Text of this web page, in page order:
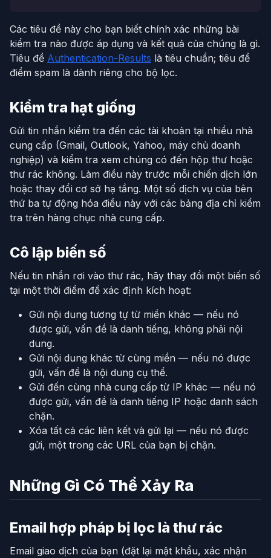
Các tiêu đề này cho bạn biết chính xác những bài
kiểm tra nào được áp dụng và kết quả của chúng là gì.
Tiêu đề Authentication-Results là tiêu chuẩn; tiêu đề
điểm spam là dành riêng cho bộ lọc.
Kiểm tra hạt giống
Gửi tin nhắn kiểm tra đến các tài khoản tại nhiều nhà
cung cấp (Gmail, Outlook, Yahoo, máy chủ doanh
nghiệp) và kiểm tra xem chúng có đến hộp thư hoặc
thư rác không. Làm điều này trước mỗi chiến dịch lớn
hoặc thay đổi cơ sở hạ tầng. Một số dịch vụ của bên
thứ ba tự động hóa điều này với các bảng địa chỉ kiểm
tra trên hàng chục nhà cung cấp.
Cô lập biến số
Nếu tin nhắn rơi vào thư rác, hãy thay đổi một biến số
tại một thời điểm để xác định kích hoạt:
Gửi nội dung tương tự từ miền khác — nếu nó
được gửi, vấn đề là danh tiếng, không phải nội
dung.
Gửi nội dung khác từ cùng miền — nếu nó được
gửi, vấn đề là nội dung cụ thể.
Gửi đến cùng nhà cung cấp từ IP khác — nếu nó
được gửi, vấn đề là danh tiếng IP hoặc danh sách
chặn.
Xóa tất cả các liên kết và gửi lại — nếu nó được
gửi, một trong các URL của bạn bị chặn.
Những Gì Có Thể Xảy Ra
Email hợp pháp bị lọc là thư rác
Email giao dịch của bạn (đặt lại mật khẩu, xác nhận